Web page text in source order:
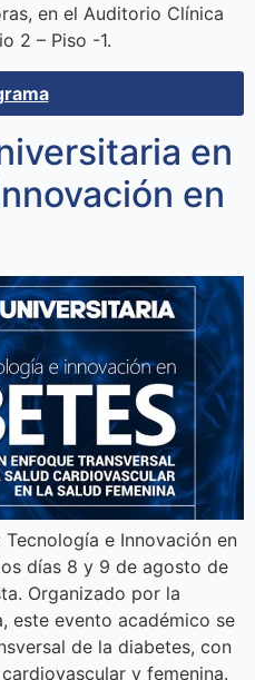
en el Auditorio Clínica
2 – Piso -1.
en
en
e Innovación en
días 8 y 9 de agosto de
Organizado por la
este evento académico se
de la diabetes, con
y femenina.